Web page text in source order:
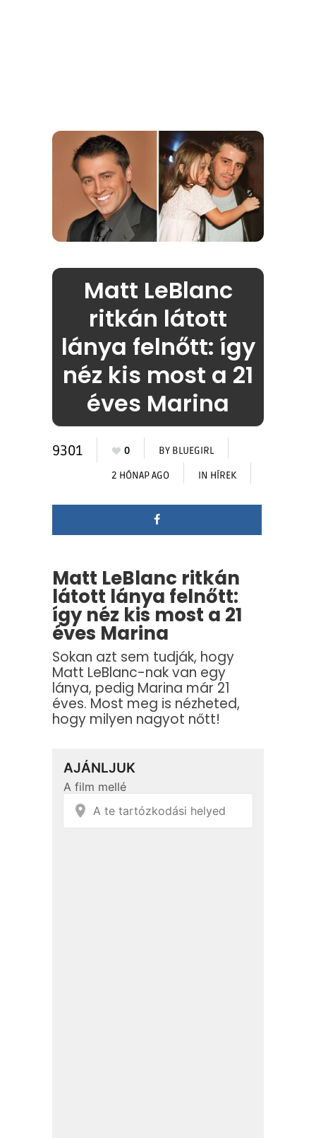
Matt LeBlanc
ritkán látott
lánya felnőtt: így
néz kis most a 21
éves Marina
9301 0 BY BLUEGIRL
2 HÓNAP AGO IN HÍREK
Matt LeBlanc ritkán
látott lánya felnőtt:
így néz kis most a 21
éves Marina
Sokan azt sem tudják, hogy
Matt LeBlanc-nak van egy
lánya, pedig Marina már 21
éves. Most meg is nézheted,
hogy milyen nagyot nőtt!